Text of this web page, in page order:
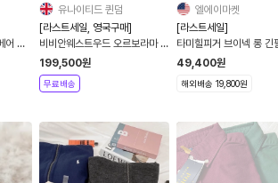
어 반
유나이티드 퀸덤
[라스트세일, 영국구매]
비비안웨스트우드 오르보라마 바
이폴드 지갑
199,500원
무료배송
엘에이마켓
[라스트세일]
타미힐피거 브이넥 롱 긴
건
49,400원
해외배송 19,800원